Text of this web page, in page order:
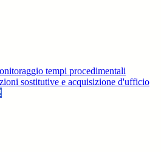
tempi procedimentali
sostitutive e acquisizione d'ufficio